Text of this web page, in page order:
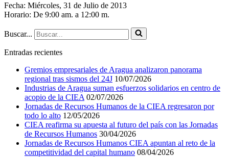
Fecha: Miércoles, 31 de Julio de 2013
Horario: De 9:00 am. a 12:00 m.
Buscar...
Entradas recientes
Gremios empresariales de Aragua analizaron panorama
regional tras sismos del 24J 10/07/2026
Industrias de Aragua suman esfuerzos solidarios en centro de
acopio de la CIEA 02/07/2026
Jornadas de Recursos Humanos de la CIEA regresaron por
todo lo alto 12/05/2026
CIEA reafirma su apuesta al futuro del país con las Jornadas
de Recursos Humanos 30/04/2026
Jornadas de Recursos Humanos CIEA apuntan al reto de la
competitividad del capital humano 08/04/2026